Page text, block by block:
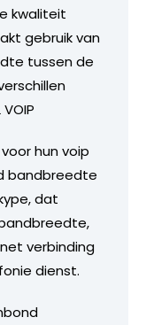
kwaliteit
gebruik van
tussen de
hun voip
bandbreedte
dat
verbinding
dienst.